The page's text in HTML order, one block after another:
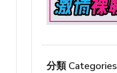
分類 Categories